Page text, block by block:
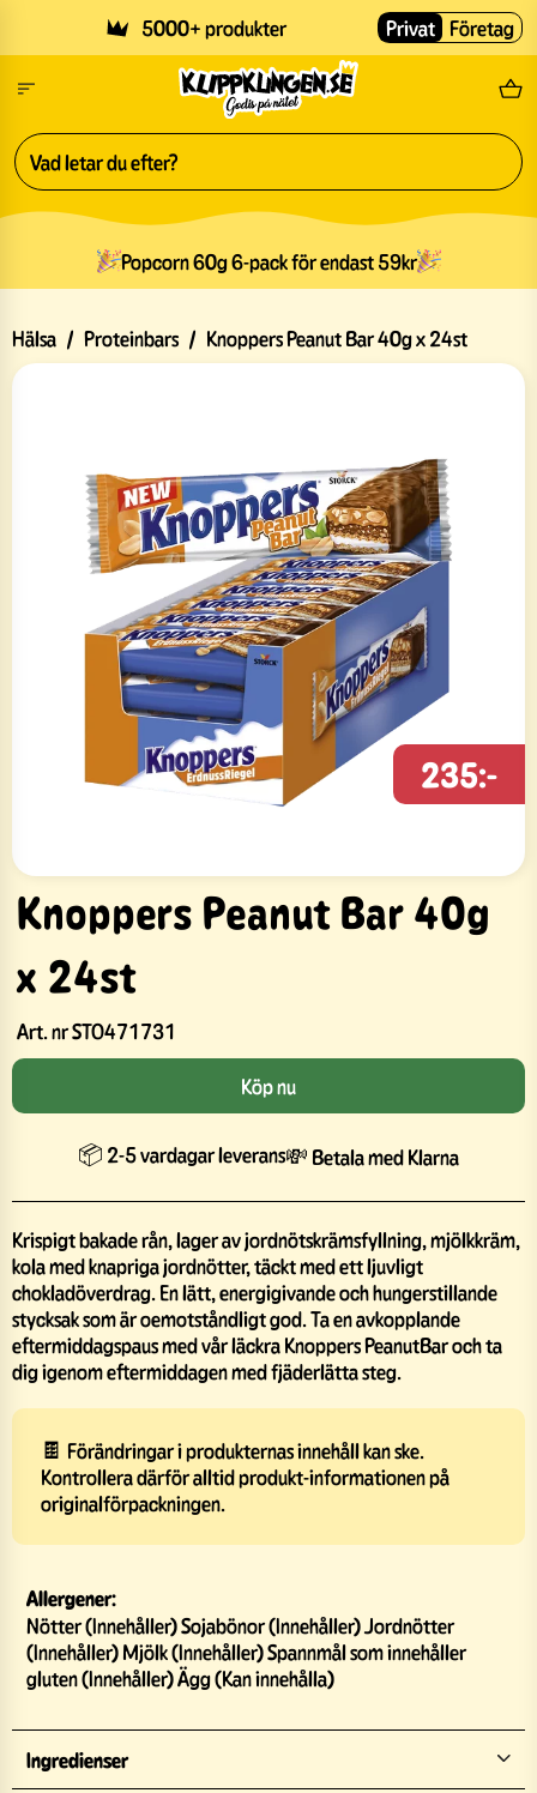
5000+ produkter Fri
Privat Företag
Popcorn 60g 6-pack för endast 59kr
Hälsa / Proteinbars / Knoppers Peanut Bar 40g x 24st
Knoppers Peanut Bar 40g
x 24st
Art. nrSTO471731
235:-
Köp nu
📦 2-5 vardagar leverans💸 Betala med Klarna
Krispigt bakade rån, lager av jordnötskrämsfyllning, mjölkkräm,
kola med knapriga jordnötter, täckt med ett ljuvligt
chokladöverdrag. En lätt, energigivande och hungerstillande
stycksak som är oemotståndligt god. Ta en avkopplande
eftermiddagspaus med vår läckra Knoppers PeanutBar och ta
dig igenom eftermiddagen med fjäderlätta steg.
🍫 Förändringar i produkternas innehåll kan ske.
Kontrollera därför alltid produkt-informationen på
originalförpackningen.
Allergener:
Nötter (Innehåller) Sojabönor (Innehåller) Jordnötter
(Innehåller) Mjölk (Innehåller) Spannmål som innehåller
gluten (Innehåller) Ägg (Kan innehålla)
Ingredienser